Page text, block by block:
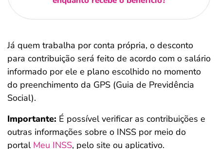
Já quem trabalha por conta própria, o desconto
para contribuição será feito de acordo com o salário
informado por ele e plano escolhido no momento
do preenchimento da GPS (Guia de Previdência
Social).
Importante: É possível verificar as contribuições e
outras informações sobre o INSS por meio do
portalMeu INSS, pelo site ou aplicativo.